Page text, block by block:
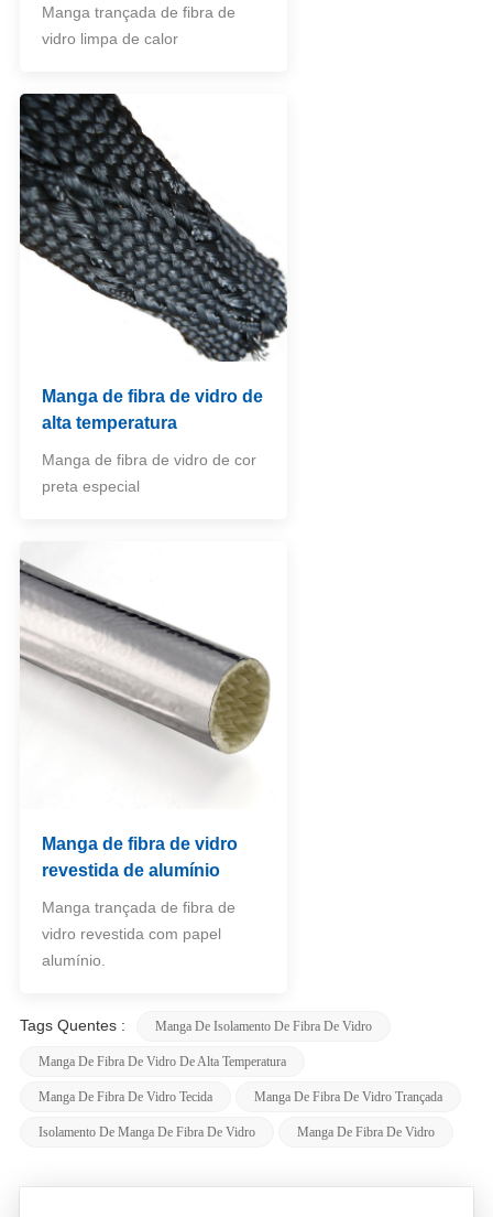
Manga trançada de fibra de
vidro limpa de calor
Manga de fibra de vidro de
alta temperatura
Manga de fibra de vidro de cor
preta especial
Manga de fibra de vidro
revestida de alumínio
Manga trançada de fibra de
vidro revestida com papel
alumínio.
Tags Quentes : Manga De Isolamento De Fibra De Vidro
Manga De Fibra De Vidro De Alta Temperatura
Manga De Fibra De Vidro Tecida Manga De Fibra De Vidro Trançada
Isolamento De Manga De Fibra De Vidro Manga De Fibra De Vidro